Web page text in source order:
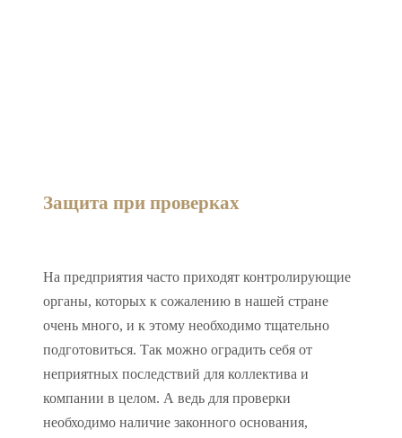
Защита при проверках
На предприятия часто приходят контролирующие
органы, которых к сожалению в нашей стране
очень много, и к этому необходимо тщательно
подготовиться. Так можно оградить себя от
неприятных последствий для коллектива и
компании в целом. А ведь для проверки
необходимо наличие законного основания,